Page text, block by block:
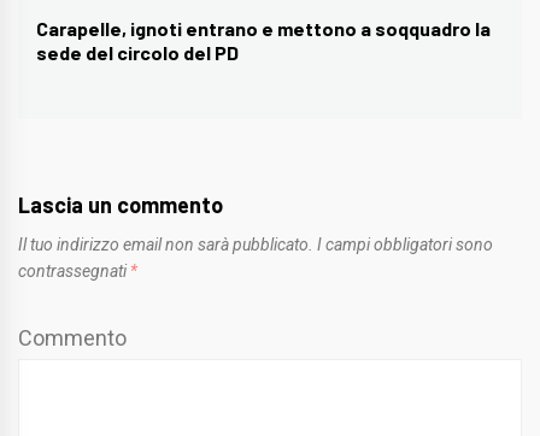
Next
post:
Carapelle, ignoti entrano e mettono a soqquadro la
sede del circolo del PD
Lascia un commento
Il tuo indirizzo email non sarà pubblicato. I campi obbligatori sono
contrassegnati *
Commento